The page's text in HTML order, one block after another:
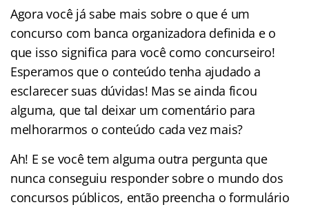
Agora você já sabe mais sobre o que é um
concurso com banca organizadora definida e o
que isso significa para você como concurseiro!
Esperamos que o conteúdo tenha ajudado a
esclarecer suas dúvidas! Mas se ainda ficou
alguma, que tal deixar um comentário para
melhorarmos o conteúdo cada vez mais?
Ah! E se você tem alguma outra pergunta que
nunca conseguiu responder sobre o mundo dos
concursos públicos, então preencha o formulário